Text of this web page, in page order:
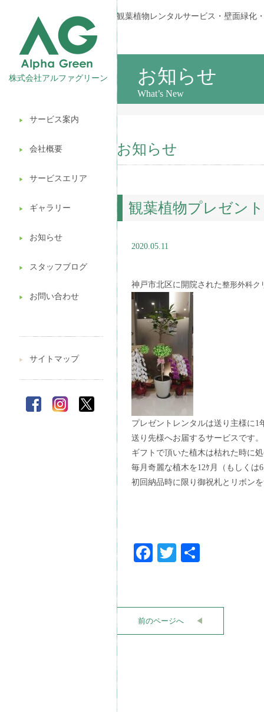
株式会社アルファグリーン
▶︎ サービス案内
▶︎ 会社概要
▶︎ サービスエリア
▶︎ ギャラリー
▶︎ お知らせ
▶︎ スタッフブログ
▶︎ お問い合わせ
観葉植物レンタル
壁面緑化
ギフト販売
造園ガーデニング
植木処分
▶︎ サイトマップ
観葉植物レンタルサービス・壁面緑化
お知らせ
What’s New
お知らせ
観葉植物プレゼン
2020.05.11
神戸市北区に開院された整形外科ク
プレゼントレンタルは送り主様に
送り先様へお届するサービスです。
ギフトで頂いた植木は枯れた時に
毎月奇麗な植木を12ｹ月（もしく
初回納品時に限り御祝札とリボン
Facebook
Twitter
前のページへ ◀︎